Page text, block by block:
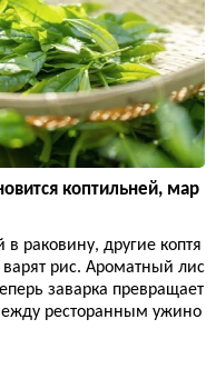
коптильней, мар
раковину, другие коптя
рис. Ароматный лис
заварка превращает
ресторанным ужино